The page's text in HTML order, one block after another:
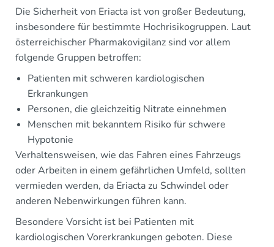
Die Sicherheit von Eriacta ist von großer Bedeutung,
insbesondere für bestimmte Hochrisikogruppen. Laut
österreichischer Pharmakovigilanz sind vor allem
folgende Gruppen betroffen:
Patienten mit schweren kardiologischen
Erkrankungen
Personen, die gleichzeitig Nitrate einnehmen
Menschen mit bekanntem Risiko für schwere
Hypotonie
Verhaltensweisen, wie das Fahren eines Fahrzeugs
oder Arbeiten in einem gefährlichen Umfeld, sollten
vermieden werden, da Eriacta zu Schwindel oder
anderen Nebenwirkungen führen kann.
Besondere Vorsicht ist bei Patienten mit
kardiologischen Vorerkrankungen geboten. Diese